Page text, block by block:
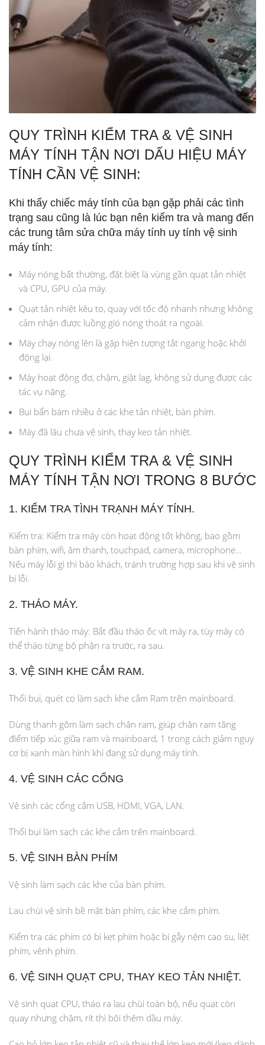
QUY TRÌNH KIỂM TRA & VỆ SINH
MÁY TÍNH TẬN NƠI DẤU HIỆU MÁY
TÍNH CẦN VỆ SINH:
Khi thấy chiếc máy tính của bạn gặp phải các tình
trạng sau cũng là lúc bạn nên kiểm tra và mang đến
các trung tâm sửa chữa máy tính uy tính vệ sinh
máy tính:
Máy nóng bất thường, đặt biệt là vùng gần quạt tản nhiệt
và CPU, GPU của máy.
Quạt tản nhiệt kêu to, quay với tốc độ nhanh nhưng không
cảm nhận được luồng gió nóng thoát ra ngoài.
Máy chạy nóng lên là gặp hiện tượng tắt ngang hoặc khởi
động lại.
Máy hoạt động đơ, chậm, giật lag, không sử dụng được các
tác vụ nặng.
Bụi bẩn bám nhiều ở các khe tản nhiệt, bàn phím.
Máy đã lâu chưa vệ sinh, thay keo tản nhiệt.
QUY TRÌNH KIỂM TRA & VỆ SINH
MÁY TÍNH TẬN NƠI TRONG 8 BƯỚC
1. KIỂM TRA TÌNH TRẠNH MÁY TÍNH.
Kiểm tra: Kiểm tra máy còn hoạt động tốt không, bao gồm
bàn phím, wifi, âm thanh, touchpad, camera, microphone…
Nếu máy lỗi gì thì báo khách, tránh trường hợp sau khi vệ sinh
bị lỗi.
2. THÁO MÁY.
Tiến hành tháo máy: Bắt đầu tháo ốc vít máy ra, tùy máy có
thể tháo từng bộ phận ra trước, ra sau.
3. VỆ SINH KHE CẮM RAM.
Thổi bụi, quét cọ làm sạch khe cắm Ram trên mainboard.
Dùng thanh gôm làm sạch chân ram, giúp chân ram tăng
điểm tiếp xúc giữa ram và mainboard, 1 trong cách giảm nguy
cơ bị xanh màn hình khi đang sử dụng máy tính.
4. VỆ SINH CÁC CỔNG
Vệ sinh các cổng cắm USB, HDMI, VGA, LAN.
Thổi bụi làm sạch các khe cắm trên mainboard.
5. VỆ SINH BÀN PHÍM
Vệ sinh làm sạch các khe của bàn phím.
Lau chùi vệ sinh bề mặt bàn phím, các khe cắm phím.
Kiểm tra các phím có bị kẹt phím hoặc bị gẫy nệm cao su, liệt
phím, vênh phím.
6. VỆ SINH QUẠT CPU, THAY KEO TẢN NHIỆT.
Vệ sinh quạt CPU, tháo ra lau chùi toàn bộ, nếu quạt còn
quay nhưng chậm, rít thì bôi thêm dầu máy.